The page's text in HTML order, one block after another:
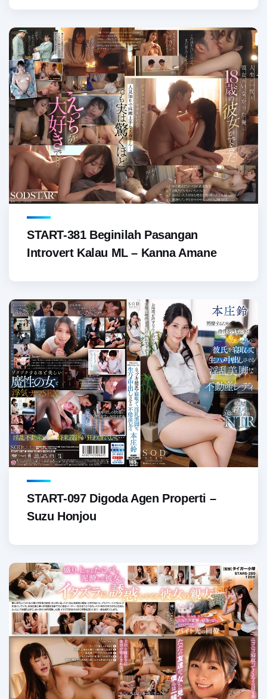
START-381 Beginilah Pasangan
Introvert Kalau ML – Kanna Amane
START-097 Digoda Agen Properti –
Suzu Honjou